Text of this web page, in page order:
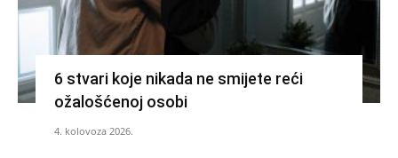
6 stvari koje nikada ne smijete reći
ožalošćenoj osobi
4. kolovoza 2026.